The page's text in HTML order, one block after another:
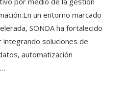
un entorno marcado
SONDA ha fortalecido
soluciones de
automatización